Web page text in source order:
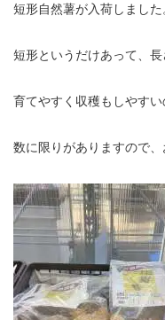
短形自然薯が入荷しました
短形というだけあって、
育てやすく収穫もしやす
数に限りがありますので